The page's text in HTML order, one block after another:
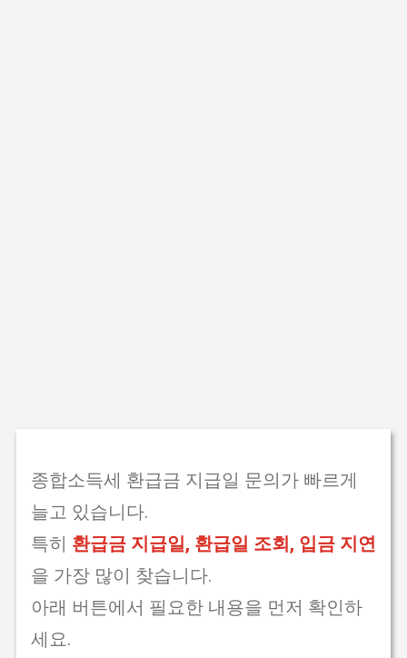
종합소득세 환급금 지급일 문의가 빠르게
늘고 있습니다.
특히 환급금 지급일, 환급일 조회, 입금 지연
을 가장 많이 찾습니다.
아래 버튼에서 필요한 내용을 먼저 확인하
세요.